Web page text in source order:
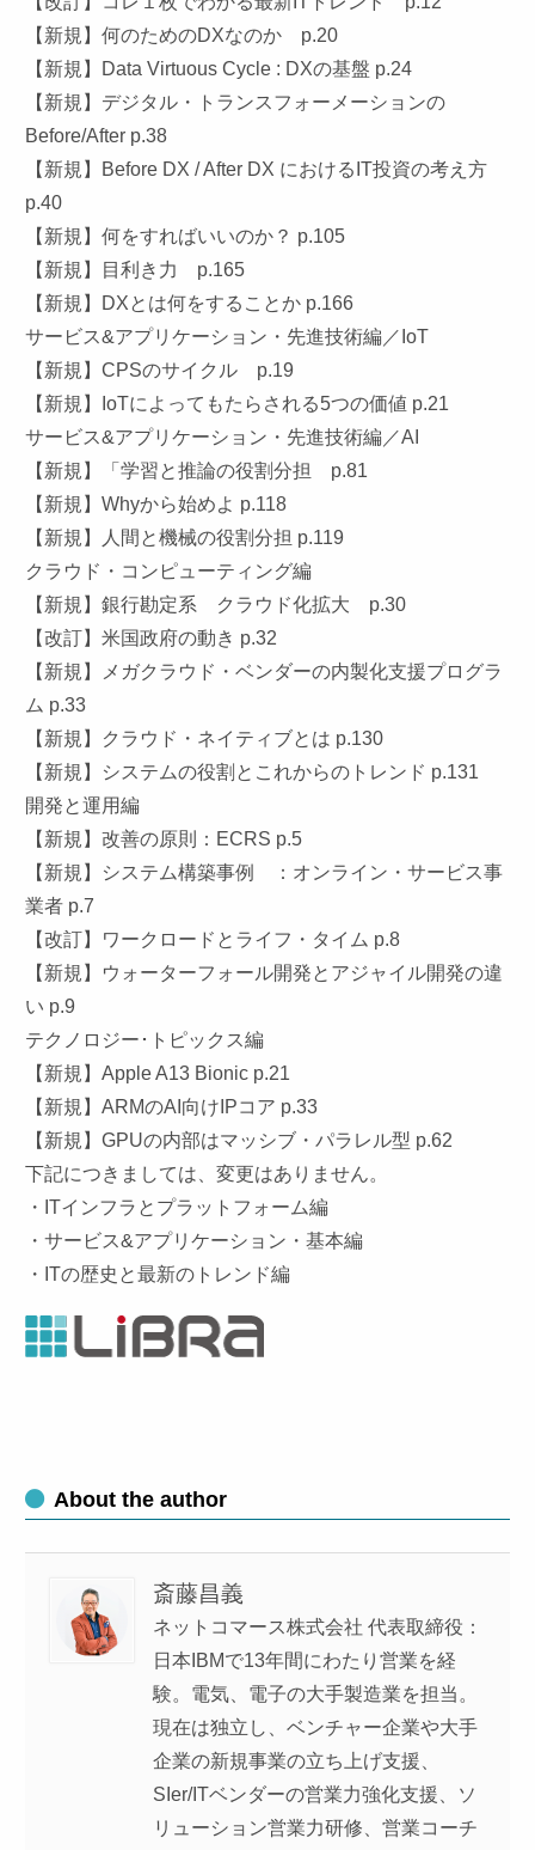
【新規】何のためのDXなのか p.20
【新規】Data Virtuous Cycle : DXの基盤 p.24
【新規】デジタル・トランスフォーメーションの
Before/After p.38
【新規】Before DX / After DX におけるIT投資の考え方
p.40
【新規】何をすればいいのか？ p.105
【新規】目利き力 p.165
【新規】DXとは何をすることか p.166
サービス&アプリケーション・先進技術編／IoT
【新規】CPSのサイクル p.19
【新規】IoTによってもたらされる5つの価値 p.21
サービス&アプリケーション・先進技術編／AI
【新規】「学習と推論の役割分担 p.81
【新規】Whyから始めよ p.118
【新規】人間と機械の役割分担 p.119
クラウド・コンピューティング編
【新規】銀行勘定系 クラウド化拡大 p.30
【改訂】米国政府の動き p.32
【新規】メガクラウド・ベンダーの内製化支援プログラ
ム p.33
【新規】クラウド・ネイティブとは p.130
【新規】システムの役割とこれからのトレンド p.131
開発と運用編
【新規】改善の原則：ECRS p.5
【新規】システム構築事例 ：オンライン・サービス事
業者 p.7
【改訂】ワークロードとライフ・タイム p.8
【新規】ウォーターフォール開発とアジャイル開発の違
い p.9
テクノロジー･トピックス編
【新規】Apple A13 Bionic p.21
【新規】ARMのAI向けIPコア p.33
【新規】GPUの内部はマッシブ・パラレル型 p.62
下記につきましては、変更はありません。
・ITインフラとプラットフォーム編
・サービス&アプリケーション・基本編
・ITの歴史と最新のトレンド編
About the author
斎藤昌義
ネットコマース株式会社 代表取締役：
日本IBMで13年間にわたり営業を経
験。電気、電子の大手製造業を担当。
現在は独立し、ベンチャー企業や大手
企業の新規事業の立ち上げ支援、
SIer/ITベンダーの営業力強化支援、ソ
リューション営業力研修、営業コーチ